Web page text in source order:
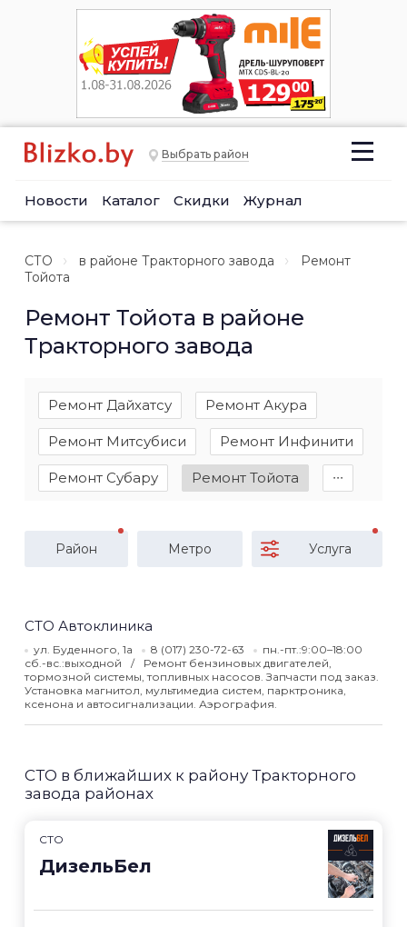
Выбрать район
Новости Каталог Скидки Журнал
СТО в районе Тракторного завода
Ремонт
Тойота
Ремонт Тойота в районе
Тракторного завода
Ремонт Дайхатсу Ремонт Акура
Ремонт Митсубиси Ремонт Инфинити
Ремонт Субару Ремонт Тойота ∙∙∙
Район Метро Услуга
СТО Автоклиника
ул. Буденного, 1а 8 (017) 230-72-63
пн.-пт.:9:00–18:00
сб.-вс.:выходной
Ремонт бензиновых двигателей,
тормозной системы, топливных насосов. Запчасти под заказ.
Установка магнитол, мультимедиа систем, парктроника,
ксенона и автосигнализации. Аэрография.
СТО в ближайших к району Тракторного
завода районах
СТО
ДизельБел